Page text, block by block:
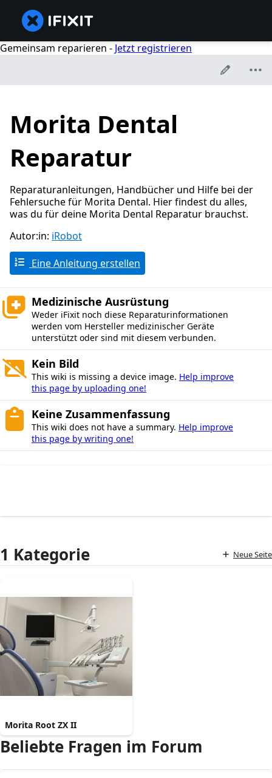
Gemeinsam reparieren - Jetzt registrieren
Morita Dental
Reparatur
Reparaturanleitungen, Handbücher und Hilfe bei der
Fehlersuche für Morita Dental. Hier findest du alles,
was du für deine Morita Dental Reparatur brauchst.
Autor:in: iRobot
Eine Anleitung erstellen
Medizinische Ausrüstung
Weder iFixit noch diese Reparaturinformationen
werden vom Hersteller medizinischer Geräte
unterstützt oder sind mit diesem verbunden.
Kein Bild
This wiki is missing a device image. Help improve
this page by uploading one!
Keine Zusammenfassung
This wiki does not have a summary. Help improve
this page by writing one!
1 Kategorie Neue Seite
Morita Root ZX II
Beliebte Fragen im Forum